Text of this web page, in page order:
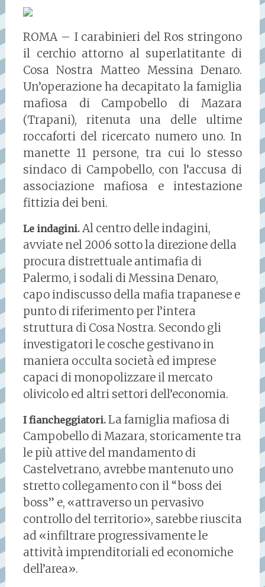
ROMA – I carabinieri del Ros stringono
il cerchio attorno al superlatitante di
Cosa Nostra Matteo Messina Denaro.
Un’operazione ha decapitato la famiglia
mafiosa di Campobello di Mazara
(Trapani), ritenuta una delle ultime
roccaforti del ricercato numero uno. In
manette 11 persone, tra cui lo stesso
sindaco di Campobello, con l’accusa di
associazione mafiosa e intestazione
fittizia dei beni.
Le indagini. Al centro delle indagini,
avviate nel 2006 sotto la direzione della
procura distrettuale antimafia di
Palermo, i sodali di Messina Denaro,
capo indiscusso della mafia trapanese e
punto di riferimento per l’intera
struttura di Cosa Nostra. Secondo gli
investigatori le cosche gestivano in
maniera occulta società ed imprese
capaci di monopolizzare il mercato
olivicolo ed altri settori dell’economia.
I fiancheggiatori. La famiglia mafiosa di
Campobello di Mazara, storicamente tra
le più attive del mandamento di
Castelvetrano, avrebbe mantenuto uno
stretto collegamento con il “boss dei
boss” e, «attraverso un pervasivo
controllo del territorio», sarebbe riuscita
ad «infiltrare progressivamente le
attività imprenditoriali ed economiche
dell’area».